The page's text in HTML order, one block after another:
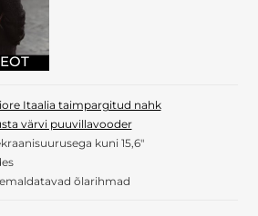
Itaalia taimpargitud nahk
värvi puuvillavooder
kuni 15,6″
õlarihmad